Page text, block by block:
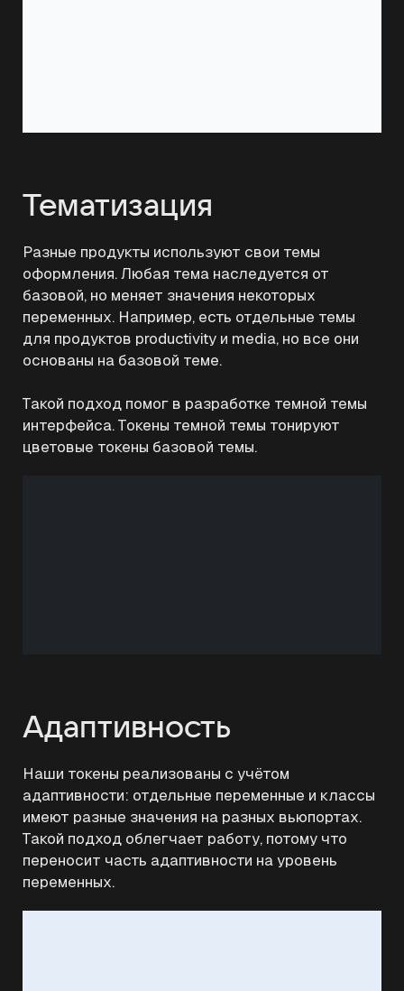
Тематизация
Разные продукты используют свои темы
оформления. Любая тема наследуется от
базовой, но меняет значения некоторых
переменных. Например, есть отдельные темы
для продуктов productivity и media, но все они
основаны на базовой теме.
Такой подход помог в разработке темной темы
интерфейса. Токены темной темы тонируют
цветовые токены базовой темы.
Адаптивность
Наши токены реализованы с учётом
адаптивности: отдельные переменные и классы
имеют разные значения на разных вьюпортах.
Такой подход облегчает работу, потому что
переносит часть адаптивности на уровень
переменных.